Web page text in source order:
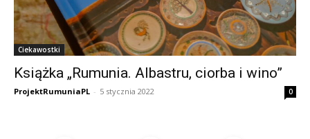
Ciekawostki
Książka „Rumunia. Albastru, ciorba i wino”
ProjektRumuniaPL - 5 stycznia 2022 0